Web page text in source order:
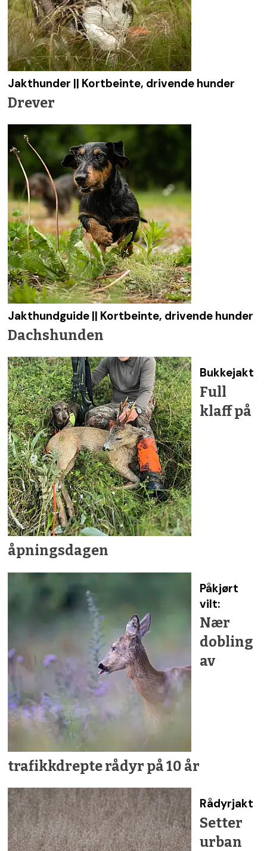
Jakthunder || Kortbeinte, drivende hunder
Drever
Jakthundguide || Kortbeinte, drivende hunder
Dachshunden
Bukkejakt
Full
klaff på
åpningsdagen
Påkjørt
vilt:
Nær
dobling
av
trafikkdrepte rådyr på 10 år
Rådyrjakt
Setter
urban